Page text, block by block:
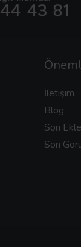
İletişim
Blog
Son
Son